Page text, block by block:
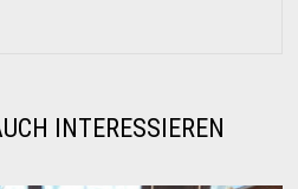
INTERESSIEREN